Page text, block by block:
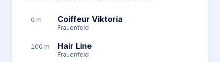
0 m Coiffeur Viktoria
Frauenfeld
100 m Hair Line
Frauenfeld